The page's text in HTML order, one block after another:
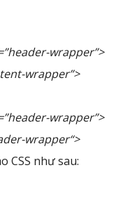
wrapper”>
wrapper”>
wrapper”>
wrapper“>
CSS như sau: